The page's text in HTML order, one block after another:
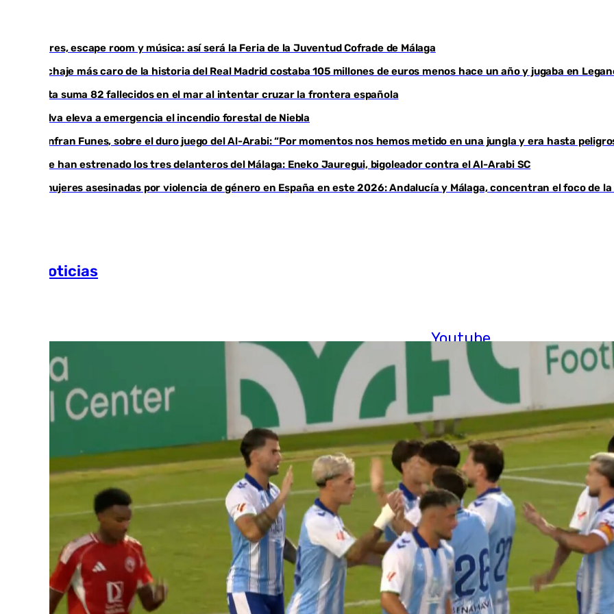
Youtube
Talleres, escape room y música: así será la Feria de la Juventud Cofrade de Málaga
El fichaje más caro de la historia del Real Madrid costaba 105 millones de euros menos hace un año y jugaba en
Ceuta suma 82 fallecidos en el mar al intentar cruzar la frontera española
Huelva eleva a emergencia el incendio forestal de Niebla
Juanfran Funes, sobre el duro juego del Al-Arabi: “Por momentos nos hemos metido en una jungla y era hasta
Ya se han estrenado los tres delanteros del Málaga: Eneko Jauregui, bigoleador contra el Al-Arabi SC
35 mujeres asesinadas por violencia de género en España en este 2026: Andalucía y Málaga, concentran el foco de
Más noticias